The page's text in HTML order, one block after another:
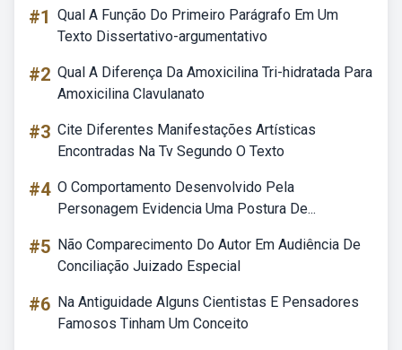
#1 Qual A Função Do Primeiro Parágrafo Em Um
Texto Dissertativo-argumentativo
#2 Qual A Diferença Da Amoxicilina Tri-hidratada Para
Amoxicilina Clavulanato
#3 Cite Diferentes Manifestações Artísticas
Encontradas Na Tv Segundo O Texto
#4 O Comportamento Desenvolvido Pela
Personagem Evidencia Uma Postura De...
#5 Não Comparecimento Do Autor Em Audiência De
Conciliação Juizado Especial
#6 Na Antiguidade Alguns Cientistas E Pensadores
Famosos Tinham Um Conceito